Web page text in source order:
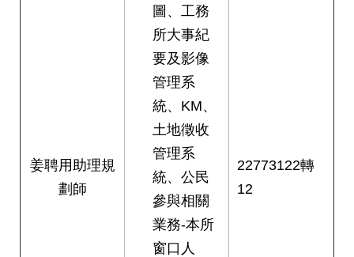
姜聘用助理規
劃師
圖、工務
所大事紀
要及影像
管理系
統、KM、
土地徵收
管理系
統、公民
參與相關
業務-本所
窗口人
22773122轉
12